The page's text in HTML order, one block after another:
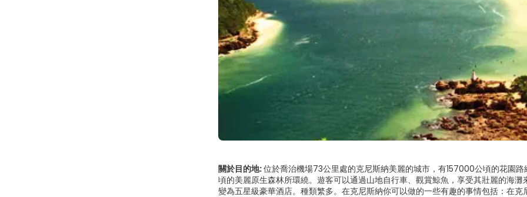
關於目的地:位於喬治機場73公里處的克尼斯納美麗的城市，有157000公頃的花園
頃的美麗原生森林所環繞。遊客可以通過山地自行車、觀賞鯨魚，享受其壯麗的海
變為五星級豪華酒店。種類繁多。在克尼斯納你可以做的一些有趣的事情包括：在